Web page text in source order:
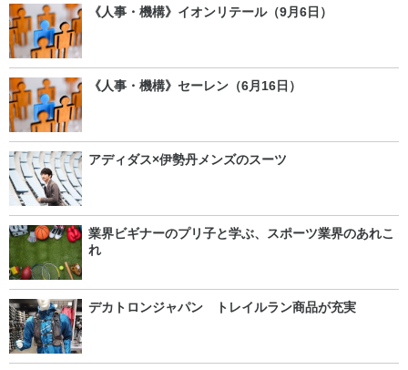
《人事・機構》イオンリテール（9月6日）
《人事・機構》セーレン（6月16日）
アディダス×伊勢丹メンズのスーツ
業界ビギナーのプリ子と学ぶ、スポーツ業界のあれこ
れ
デカトロンジャパン トレイルラン商品が充実